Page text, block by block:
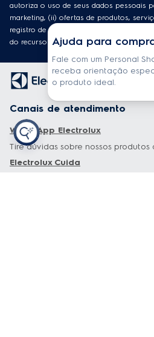
Ajuda para
Fale com um Personal
receba orientação
o produto ideal.
autoriza o uso de seus dados pessoais
marketing, (ii) ofertas de produtos,
registro de funcionalidades de
do recurso de localização.
Canais de atendimento
WhatsApp Electrolux
Tire dúvidas sobre nossos
Electrolux Cuida